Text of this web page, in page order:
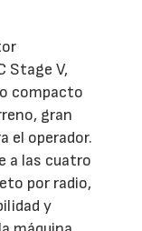
Stage V,
compacto
gran
el operador.
a las cuatro
por radio,
y